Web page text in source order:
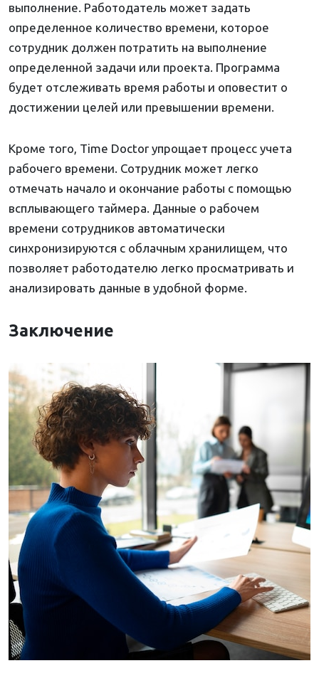
выполнение. Работодатель может задать
определенное количество времени, которое
сотрудник должен потратить на выполнение
определенной задачи или проекта. Программа
будет отслеживать время работы и оповестит о
достижении целей или превышении времени.
Кроме того, Time Doctor упрощает процесс учета
рабочего времени. Сотрудник может легко
отмечать начало и окончание работы с помощью
всплывающего таймера. Данные о рабочем
времени сотрудников автоматически
синхронизируются с облачным хранилищем, что
позволяет работодателю легко просматривать и
анализировать данные в удобной форме.
Заключение